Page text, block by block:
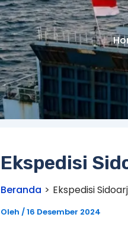
Ekspedisi
Beranda Ekspedisi
Oleh /16 Desember 2024